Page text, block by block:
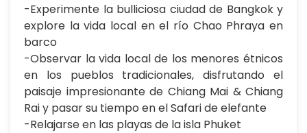
-Experimente la bulliciosa ciudad de Bangkok y
explore la vida local en el río Chao Phraya en
barco
-Observar la vida local de los menores étnicos
en los pueblos tradicionales, disfrutando el
paisaje impresionante de Chiang Mai & Chiang
Rai y pasar su tiempo en el Safari de elefante
-Relajarse en las playas de la isla Phuket